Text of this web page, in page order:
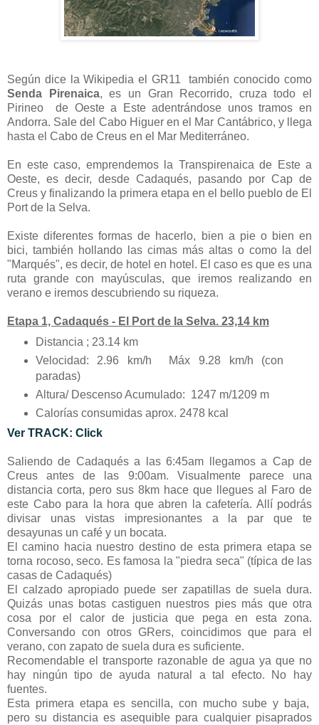
Según dice la Wikipedia el GR11 también conocido como
Senda Pirenaica, es un Gran Recorrido, cruza todo el
Pirineo de Oeste a Este adentrándose unos tramos en
Andorra. Sale del Cabo Higuer en el Mar Cantábrico, y llega
hasta el Cabo de Creus en el Mar Mediterráneo.
En este caso, emprendemos la Transpirenaica de Este a
Oeste, es decir, desde Cadaqués, pasando por Cap de
Creus y finalizando la primera etapa en el bello pueblo de El
Port de la Selva.
Existe diferentes formas de hacerlo, bien a pie o bien en
bici, también hollando las cimas más altas o como la del
"Marqués", es decir, de hotel en hotel. El caso es que es una
ruta grande con mayúsculas, que iremos realizando en
verano e iremos descubriendo su riqueza.
Etapa 1, Cadaqués - El Port de la Selva. 23,14 km
Distancia ; 23.14 km
Velocidad: 2.96
km/h Máx 9.28 km/h (con
paradas)
Altura/ Descenso Acumulado: 1247 m/1209 m
Calorías consumidas aprox. 2478 kcal
Ver TRACK: Click
Saliendo de Cadaqués a las 6:45am llegamos a Cap de
Creus antes de las 9:00am. Visualmente parece una
distancia corta, pero sus 8km hace que llegues al Faro de
este Cabo para la hora que abren la cafetería. Allí podrás
divisar unas vistas impresionantes a la par que te
desayunas un café y un bocata.
El camino hacia nuestro destino de esta primera etapa se
torna rocoso, seco. Es famosa la "piedra seca" (típica de las
casas de Cadaqués)
El calzado apropiado puede ser zapatillas de suela dura.
Quizás unas botas castiguen nuestros pies más que otra
cosa por el calor de justicia que pega en esta zona.
Conversando con otros GRers, coincidimos que para el
verano, con zapato de suela dura es suficiente.
Recomendable el transporte razonable de agua ya que no
hay ningún tipo de ayuda natural a tal efecto. No hay
fuentes.
Esta primera etapa es sencilla, con mucho sube y baja,
pero su distancia es asequible para cualquier pisaprados